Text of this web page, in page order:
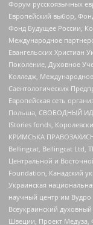
Форум русскоязычных
Европейский выбор,
Фонд Будущее России,
Международное
Евангельских Христиан
Поколение, Духовное
Колледж,
Саентологических
Европейская сеть
Польша, СВОБОДНЫЙ
IStories fonds,
КРИМСЬКА
Bellingcat, Bellingcat Ltd,
Центральной и
Foundation, Канадский
Украинская
научный центр им Вудро
Всеукраинский
Швеции, Проект Медуза,